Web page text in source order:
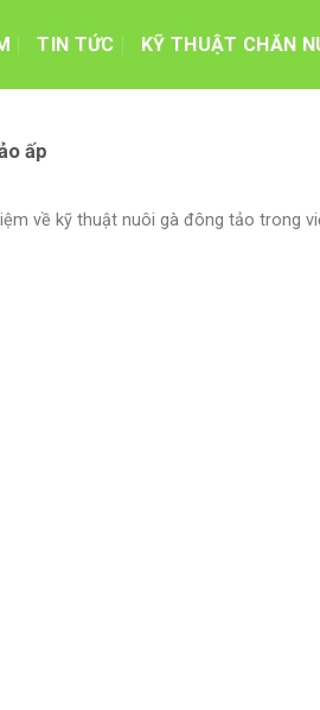
TIN TỨC KỸ THUẬT CHĂN
ấp
về kỹ thuật nuôi gà đông tảo trong